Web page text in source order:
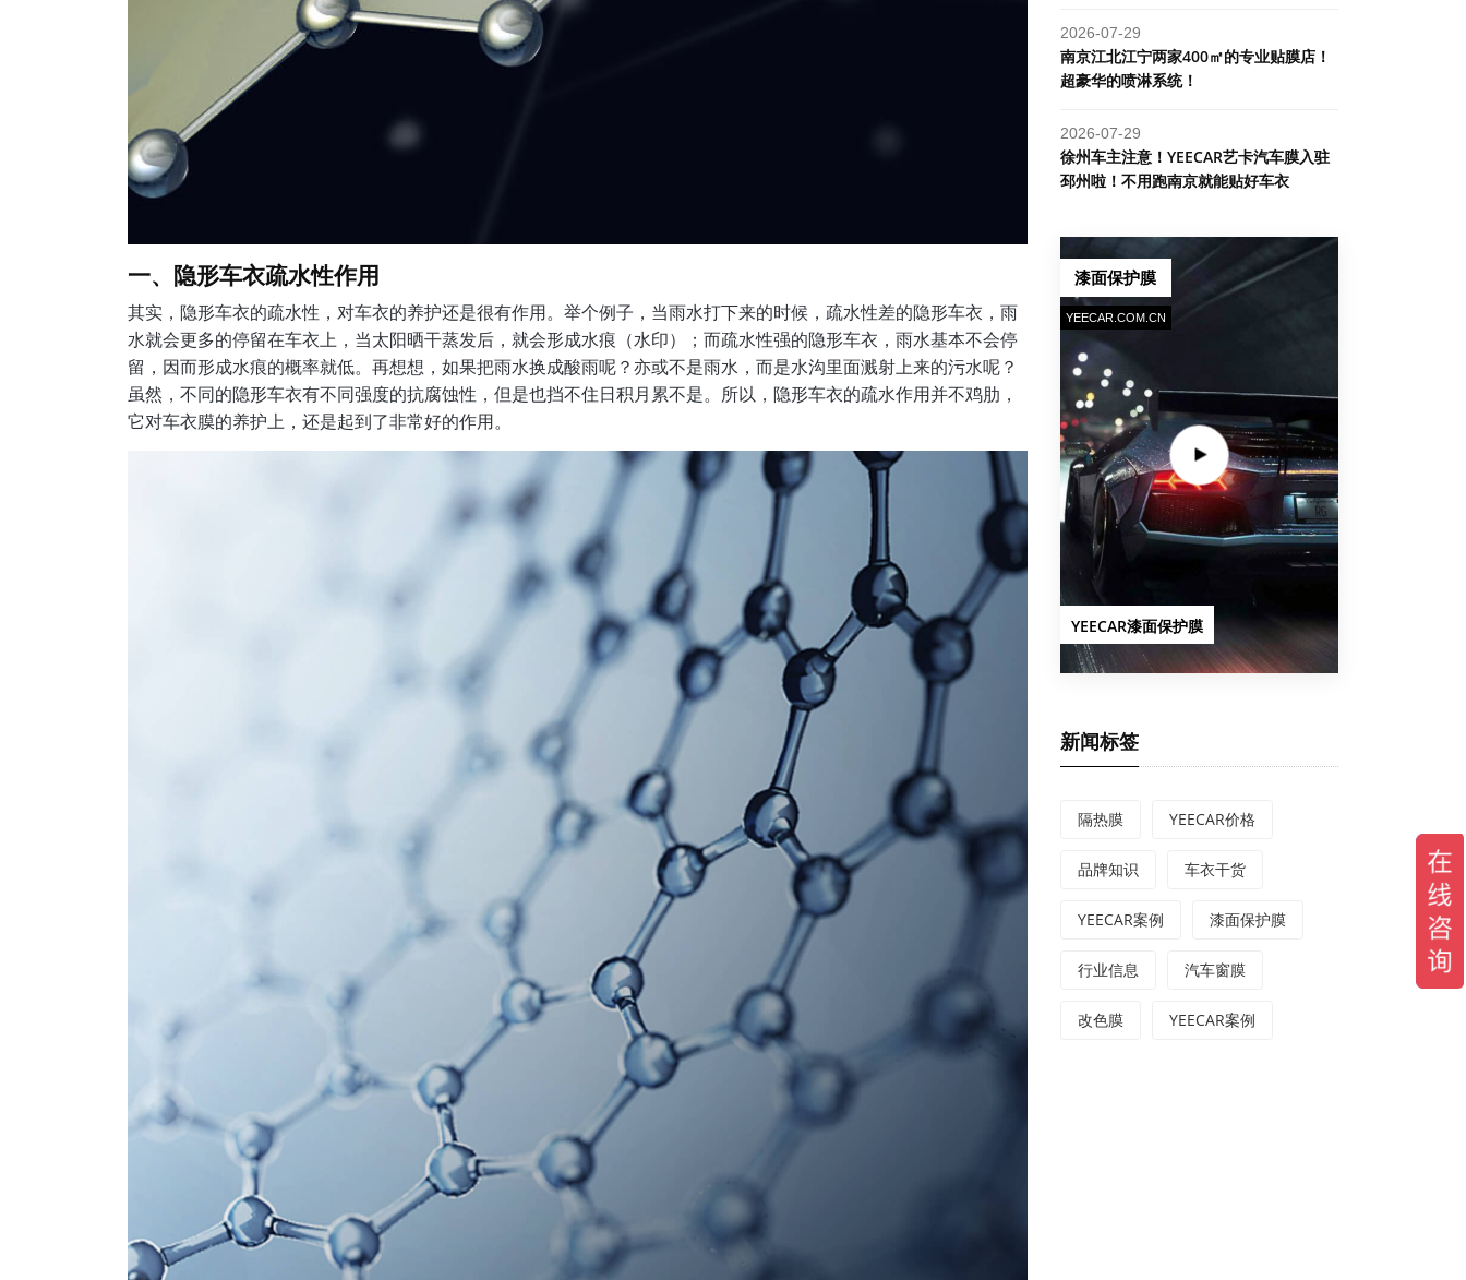
一、隐形车衣疏水性作用
其实，隐形车衣的疏水性，对车衣的养护还是很有作用。举个例子，当雨水打下来的时候，疏水性差的隐形车衣，雨
水就会更多的停留在车衣上，当太阳晒干蒸发后，就会形成水痕（水印）；而疏水性强的隐形车衣，雨水基本不会停
留，因而形成水痕的概率就低。再想想，如果把雨水换成酸雨呢？亦或不是雨水，而是水沟里面溅射上来的污水呢？
虽然，不同的隐形车衣有不同强度的抗腐蚀性，但是也挡不住日积月累不是。所以，隐形车衣的疏水作用并不鸡肋，
它对车衣膜的养护上，还是起到了非常好的作用。
2026-07-29
南京江北江宁两家400㎡的专业贴膜店！
超豪华的喷淋系统！
2026-07-29
​徐州车主注意！YEECAR艺卡汽车膜入驻
邳州啦！不用跑南京就能贴好车衣
漆面保护膜
YEECAR.COM.CN
YEECAR漆面保护膜
新闻标签
隔热膜 YEECAR价格
品牌知识 车衣干货
YEECAR案例 漆面保护膜
行业信息 汽车窗膜
改色膜 YEECAR案例
获取YEECAR官方旗舰店优惠报价
手机号
立即咨询